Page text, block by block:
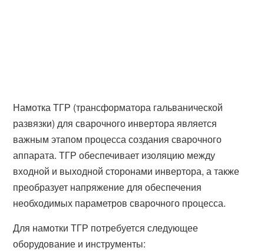
Намотка ТГР (трансформатора гальванической
развязки) для сварочного инвертора является
важным этапом процесса создания сварочного
аппарата. ТГР обеспечивает изоляцию между
входной и выходной сторонами инвертора, а также
преобразует напряжение для обеспечения
необходимых параметров сварочного процесса.
Для намотки ТГР потребуется следующее
оборудование и инструменты: